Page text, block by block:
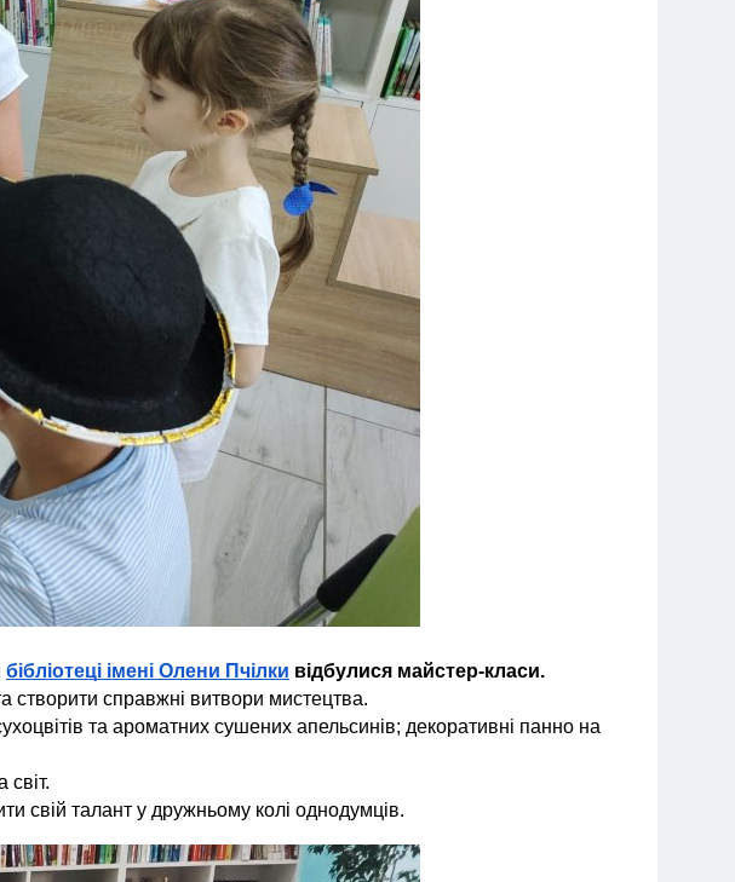
бібліотеці імені Олени Пчілки відбулися майстер-класи.
створити справжні витвори мистецтва.
та ароматних сушених апельсинів; декоративні панно на
свій талант у дружньому колі однодумців.